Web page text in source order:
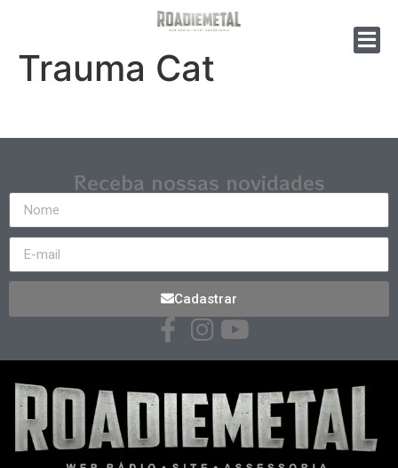
Trauma Cat
Receba nossas novidades
Cadastrar